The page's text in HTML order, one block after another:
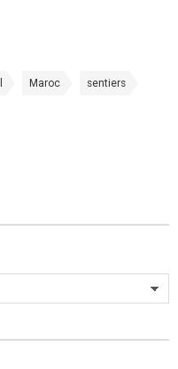
Maroc sentiers